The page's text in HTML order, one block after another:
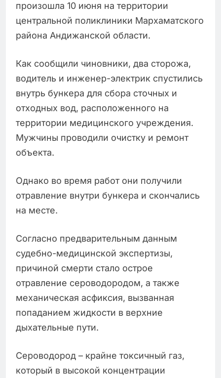
произошла 10 июня на территории
центральной поликлиники Мархаматского
района Андижанской области.
Как сообщили чиновники, два сторожа,
водитель и инженер-электрик спустились
внутрь бункера для сбора сточных и
отходных вод, расположенного на
территории медицинского учреждения.
Мужчины проводили очистку и ремонт
объекта.
Однако во время работ они получили
отравление внутри бункера и скончались
на месте.
Согласно предварительным данным
судебно-медицинской экспертизы,
причиной смерти стало острое
отравление сероводородом, а также
механическая асфиксия, вызванная
попаданием жидкости в верхние
дыхательные пути.
Сероводород – крайне токсичный газ,
который в высокой концентрации